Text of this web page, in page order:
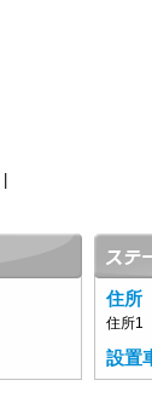
住所
住所1
設置